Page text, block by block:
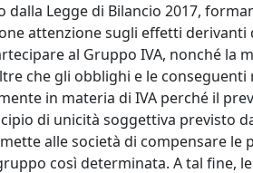
Legge di Bilancio 2017,
attenzione sugli effetti derivanti
al Gruppo IVA, nonché la
che gli obblighi e le
in materia di IVA perché il
di unicità soggettiva previsto
alle società di compensare le
così determinata. A tal fine,